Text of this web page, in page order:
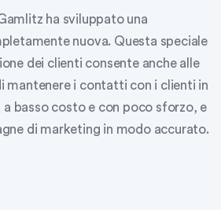
ha sviluppato una
nuova. Questa speciale
dei clienti consente anche alle
mantenere i contatti con i clienti in
basso costo e con poco sforzo, e
di marketing in modo accurato.